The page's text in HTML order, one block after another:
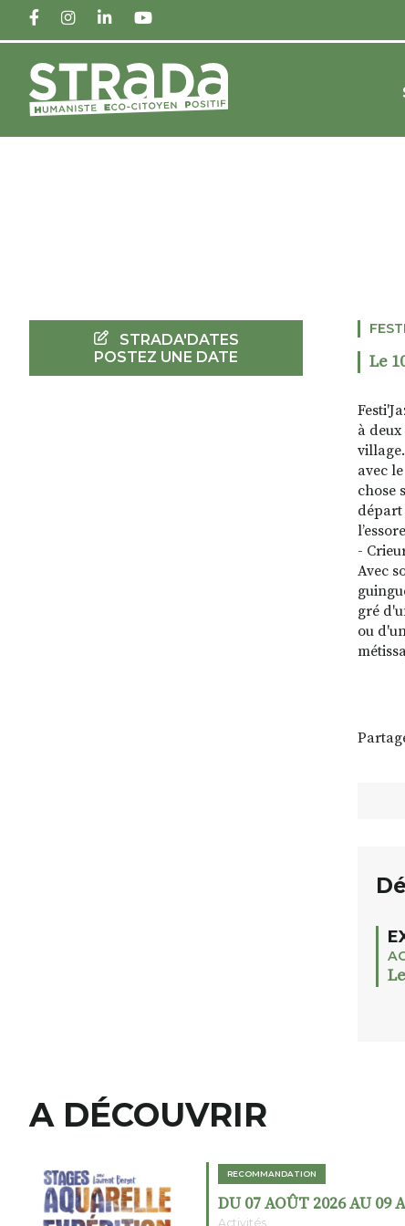
FACEBOOKINSTAGRAM
LINKEDINYOUTUBE
Le
à
avec
chose
départ
-
Avec
gré
ou
STRADA'DATES
POSTEZ UNE DATE
A DÉCOUVRIR
RECOMMANDATION
DU 07 AOÛT 2026 AU 09
Activités